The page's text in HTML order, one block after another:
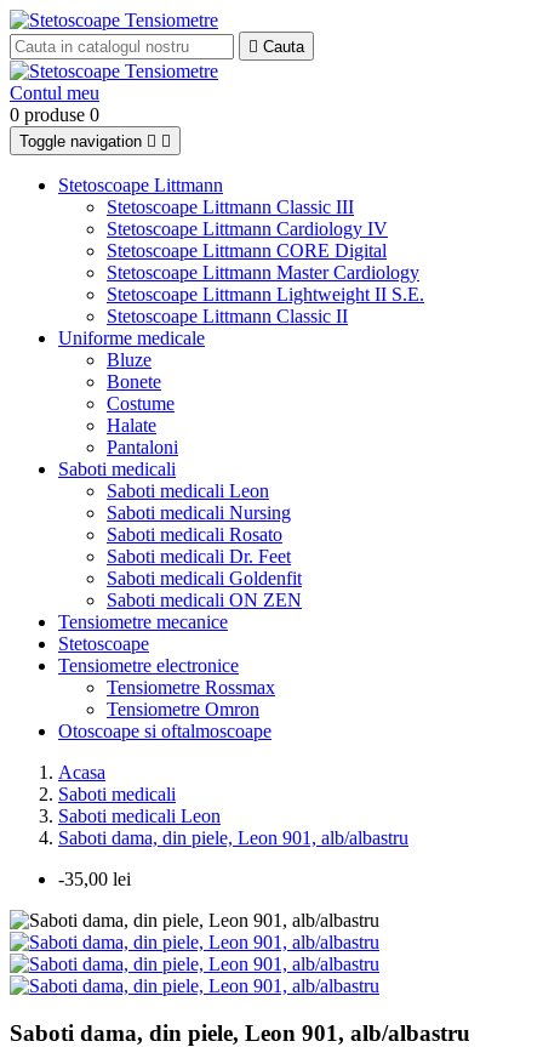
 Cauta
Contul meu
0 produse 0
Toggle navigation  
Stetoscoape Littmann
Stetoscoape Littmann Classic III
Stetoscoape Littmann Cardiology IV
Stetoscoape Littmann CORE Digital
Stetoscoape Littmann Master Cardiology
Stetoscoape Littmann Lightweight II S.E.
Stetoscoape Littmann Classic II
Uniforme medicale
Bluze
Bonete
Costume
Halate
Pantaloni
Saboti medicali
Saboti medicali Leon
Saboti medicali Nursing
Saboti medicali Rosato
Saboti medicali Dr. Feet
Saboti medicali Goldenfit
Saboti medicali ON ZEN
Tensiometre mecanice
Stetoscoape
Tensiometre electronice
Tensiometre Rossmax
Tensiometre Omron
Otoscoape si oftalmoscoape
Acasa
Saboti medicali
Saboti medicali Leon
Saboti dama, din piele, Leon 901, alb/albastru
-35,00 lei
Saboti dama, din piele, Leon 901, alb/albastru